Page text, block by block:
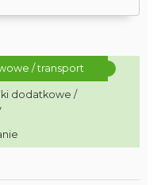
/ transport
dodatkowe /